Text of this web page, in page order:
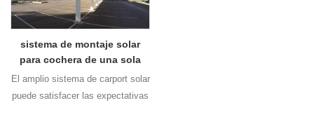
sistema de montaje solar
para cochera de una sola
pila
El amplio sistema de carport solar
puede satisfacer las expectativas